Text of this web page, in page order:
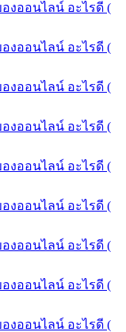
งออนไลน์ อะไรดี (
งออนไลน์ อะไรดี (
งออนไลน์ อะไรดี (
งออนไลน์ อะไรดี (
งออนไลน์ อะไรดี (
งออนไลน์ อะไรดี (
งออนไลน์ อะไรดี (
งออนไลน์ อะไรดี (
งออนไลน์ อะไรดี (